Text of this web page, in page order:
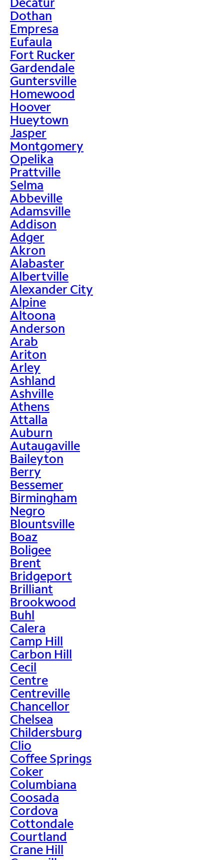
Dothan
Empresa
Eufaula
Fort Rucker
Gardendale
Guntersville
Homewood
Hoover
Hueytown
Jasper
Montgomery
Opelika
Prattville
Selma
Abbeville
Adamsville
Addison
Adger
Akron
Alabaster
Albertville
Alexander City
Alpine
Altoona
Anderson
Arab
Ariton
Arley
Ashland
Ashville
Athens
Attalla
Auburn
Autaugaville
Baileyton
Berry
Bessemer
Birmingham
Negro
Blountsville
Boaz
Boligee
Brent
Bridgeport
Brilliant
Brookwood
Buhl
Calera
Camp Hill
Carbon Hill
Cecil
Centre
Centreville
Chancellor
Chelsea
Childersburg
Clio
Coffee Springs
Coker
Columbiana
Coosada
Cordova
Cottondale
Courtland
Crane Hill